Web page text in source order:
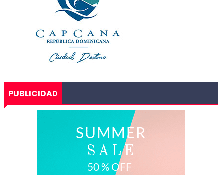
PUBLICIDAD